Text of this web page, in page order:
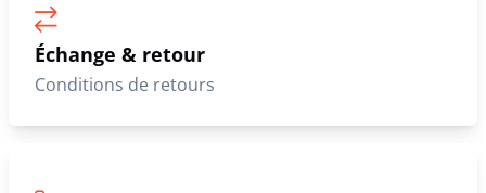
Échange & retour
Conditions de retours